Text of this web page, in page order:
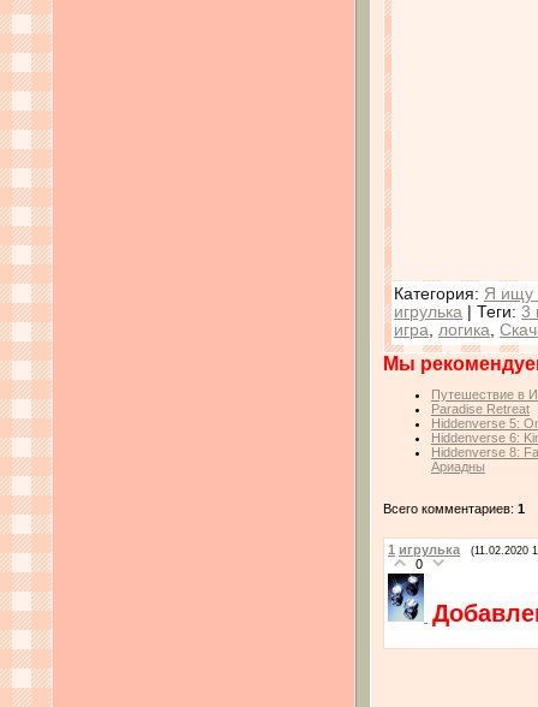
Категория: Я ищу
игрулька | Теги: 3
игра
логика
Мы
Путешествие в
Paradise Retreat
Hiddenverse 5:
Hiddenverse 6:
Hiddenverse 8:
Ариадны
Всего комментариев: 1
1 игрулька (11.02.2020
0